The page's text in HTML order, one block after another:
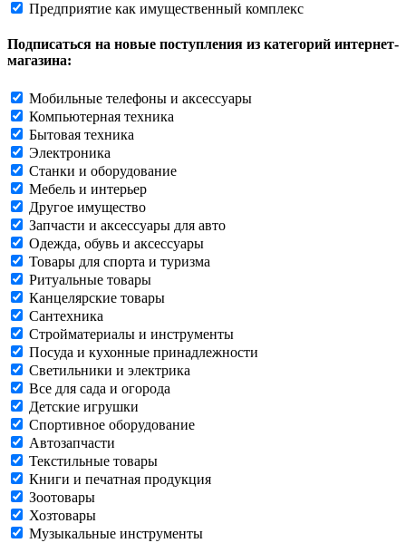
Предприятие как имущественный комплекс
Подписаться на новые поступления из категорий интернет-
магазина:
Мобильные телефоны и аксессуары
Компьютерная техника
Бытовая техника
Электроника
Станки и оборудование
Мебель и интерьер
Другое имущество
Запчасти и аксессуары для авто
Одежда, обувь и аксессуары
Товары для спорта и туризма
Ритуальные товары
Канцелярские товары
Сантехника
Стройматериалы и инструменты
Посуда и кухонные принадлежности
Светильники и электрика
Все для сада и огорода
Детские игрушки
Спортивное оборудование
Автозапчасти
Текстильные товары
Книги и печатная продукция
Зоотовары
Хозтовары
Музыкальные инструменты